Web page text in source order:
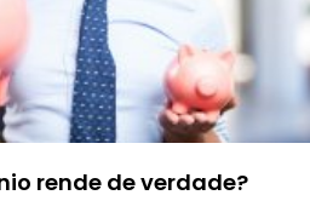
rende de verdade?